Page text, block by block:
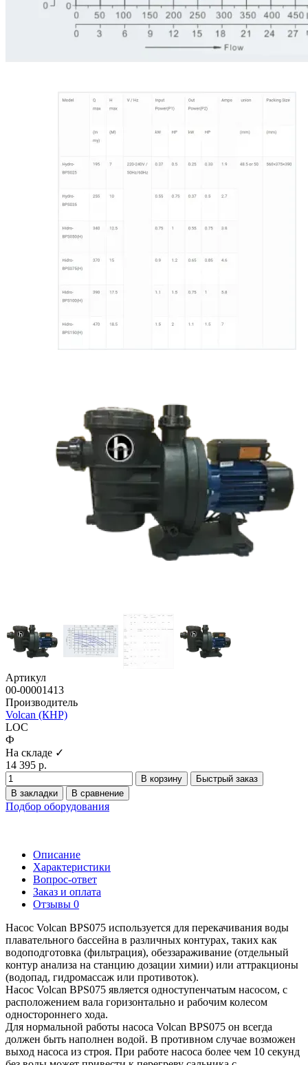
Артикул
00-00001413
Производитель
Volcan (КНР)
LOC
Ф
На складе ✓
14 395 р.
В корзину
Быстрый заказ
В закладки
В сравнение
Подбор оборудования
Описание
Характеристики
Вопрос-ответ
Заказ и оплата
Отзывы 0
Насос Volcan BPS075 используется для перекачивания воды
плавательного бассейна в различных контурах, таких как
водоподготовка (фильтрация), обеззараживание (отдельный
контур анализа на станцию дозации химии) или аттракционы
(водопад, гидромассаж или противоток).
Насос Volcan BPS075 является одноступенчатым насосом, с
расположением вала горизонтально и рабочим колесом
одностороннего хода.
Для нормальной работы насоса Volcan BPS075 он всегда
должен быть наполнен водой. В противном случае возможен
выход насоса из строя. При работе насоса более чем 10 секунд